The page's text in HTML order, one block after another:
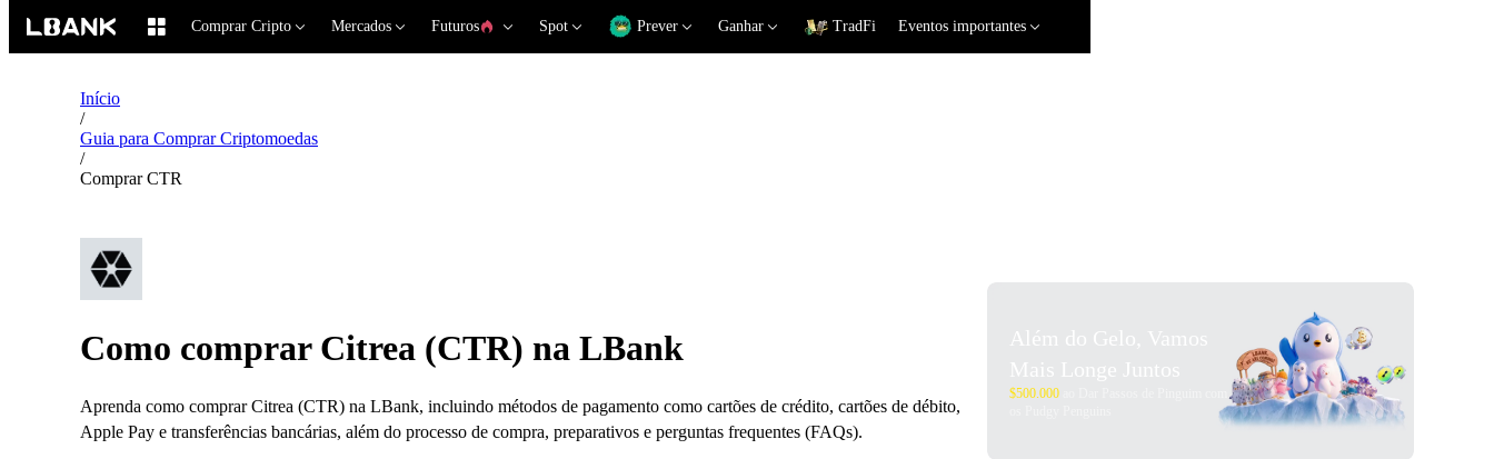
Comprar Cripto Mercados Futuros Spot Prever Ganhar TradFi Eventos importantes
Início
/
Guia para Comprar Criptomoedas
/
Comprar CTR
Como comprar Citrea (CTR) na LBank
Aprenda como comprar Citrea (CTR) na LBank, incluindo métodos de pagamento como cartões de crédito, cartões de débito,
Apple Pay e transferências bancárias, além do processo de compra, preparativos e perguntas frequentes (FAQs).
$500.000